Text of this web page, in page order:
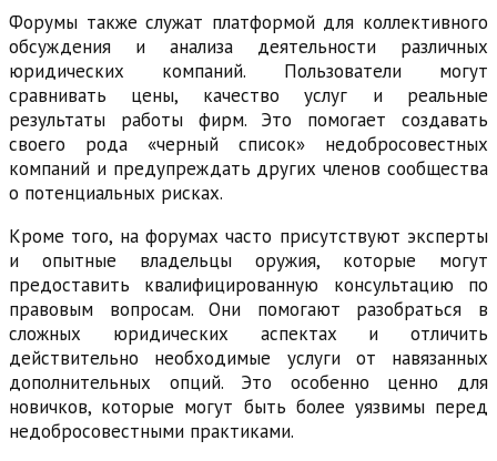
Форумы также служат платформой для коллективного
обсуждения и анализа деятельности различных
юридических компаний. Пользователи могут
сравнивать цены, качество услуг и реальные
результаты работы фирм. Это помогает создавать
своего рода «черный список» недобросовестных
компаний и предупреждать других членов сообщества
о потенциальных рисках.
Кроме того, на форумах часто присутствуют эксперты
и опытные владельцы оружия, которые могут
предоставить квалифицированную консультацию по
правовым вопросам. Они помогают разобраться в
сложных юридических аспектах и отличить
действительно необходимые услуги от навязанных
дополнительных опций. Это особенно ценно для
новичков, которые могут быть более уязвимы перед
недобросовестными практиками.